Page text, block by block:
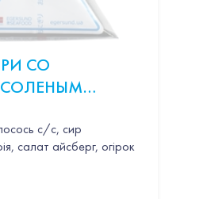
СО
с/с, сир
салат айсберг, огірок